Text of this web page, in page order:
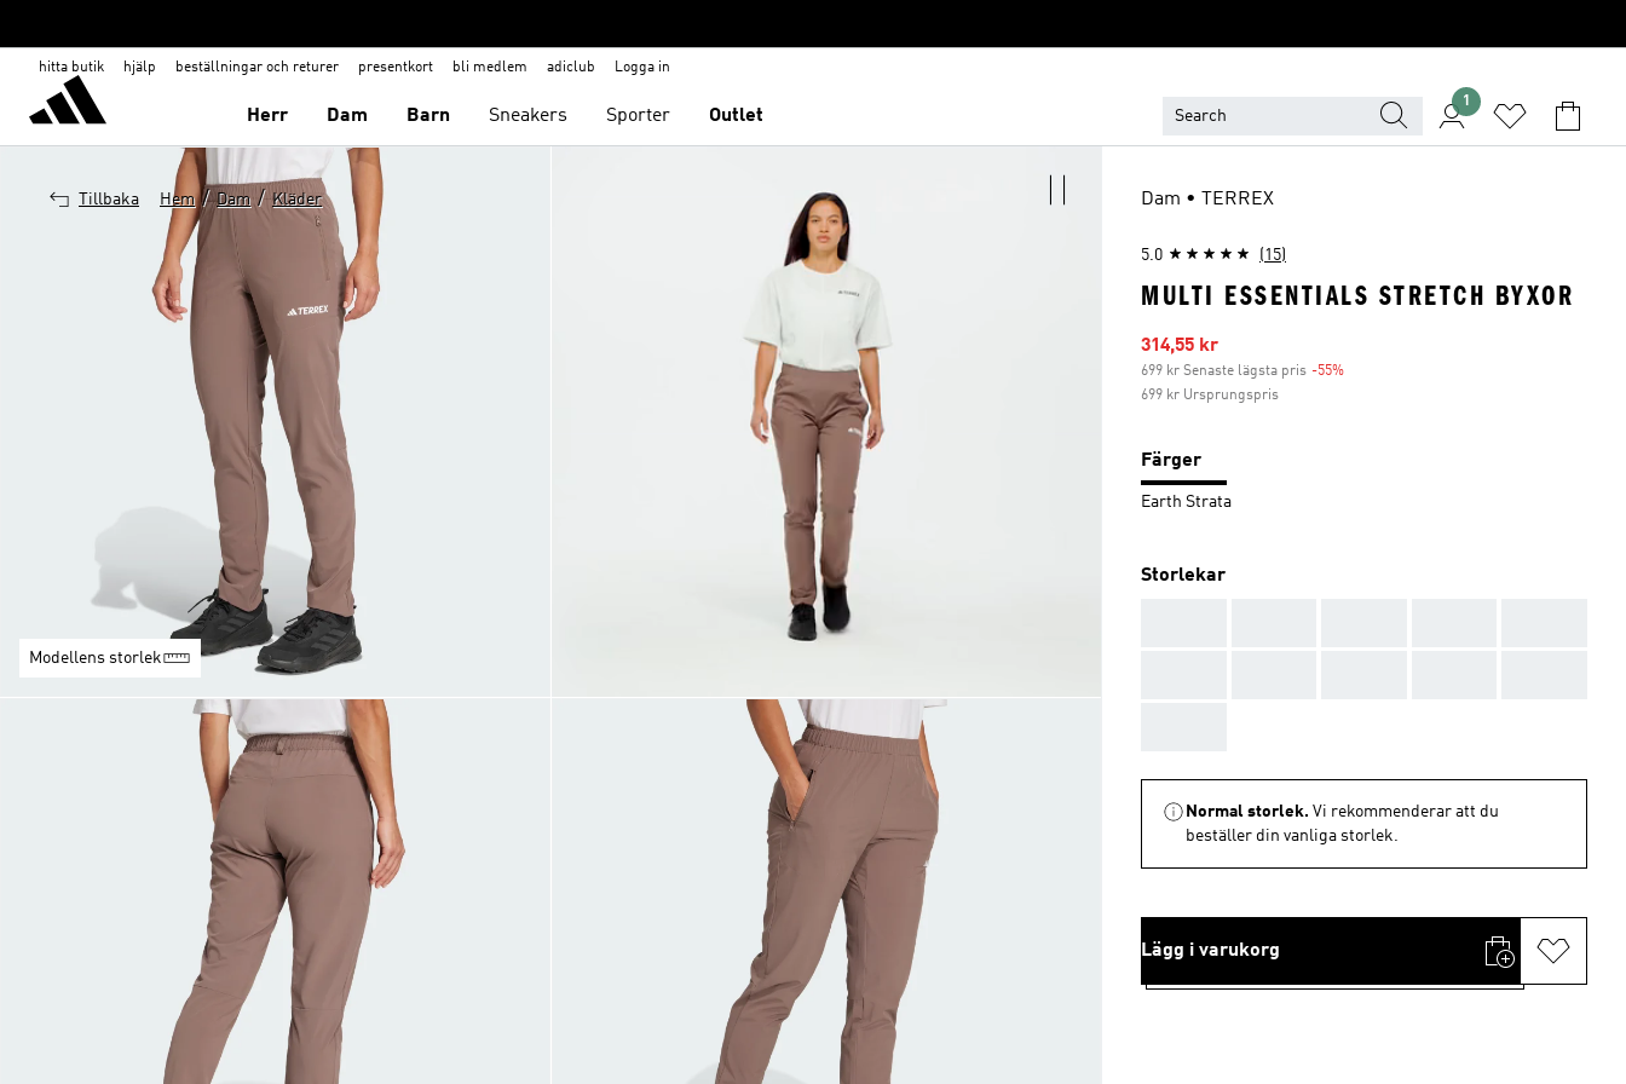
hitta butik hjälp beställningar och returer presentkort bli medlem adiclub Logga in
Herr Dam Barn Sneakers Sporter Outlet
1
Tillbaka Hem / Dam / Kläder
Modellens storlek
Dam • TERREX
5.0 (15)
MULTI ESSENTIALS STRETCH BYXOR
Reapris
314,55 kr
699 kr Senaste lägsta pris -55%
699 kr Ursprungspris
Färger
Earth Strata
Storlekar
Normal storlek. Vi rekommenderar att du
beställer din vanliga storlek.
Lägg i varukorg